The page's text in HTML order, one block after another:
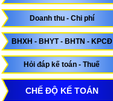
Doanh thu - Chi phí
BHXH - BHYT - BHTN - KPCĐ
Hỏi đáp kế toán - Thuế
CHẾ ĐỘ KẾ TOÁN